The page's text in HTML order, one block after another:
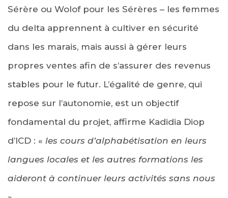
Sérère ou Wolof pour les Sérères – les femmes
du delta apprennent à cultiver en sécurité
dans les marais, mais aussi à gérer leurs
propres ventes afin de s’assurer des revenus
stables pour le futur. L’égalité de genre, qui
repose sur l’autonomie, est un objectif
fondamental du projet, affirme Kadidia Diop
d’ICD : « les cours d’alphabétisation en leurs
langues locales et les autres formations les
aideront à continuer leurs activités sans nous